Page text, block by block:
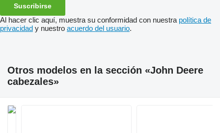
Suscribirse
Al hacer clic aquí, muestra su conformidad con nuestra política de
privacidad y nuestro acuerdo del usuario.
Otros modelos en la sección «John Deere
cabezales»